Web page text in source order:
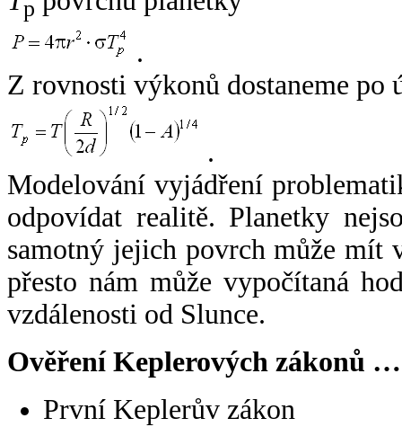
p
.
Z rovnosti výkonů dostaneme po
.
Modelování vyjádření
odpovídat realitě. Planetky
samotný jejich povrch může mít
přesto nám může vypočítaná
vzdálenosti od Slunce.
Ověření Keplerových zákonů …
První Keplerův zákon